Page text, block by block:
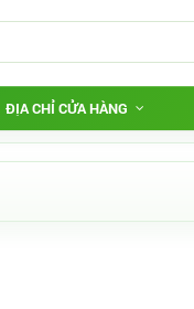
ĐỊA CHỈ CỬA HÀNG